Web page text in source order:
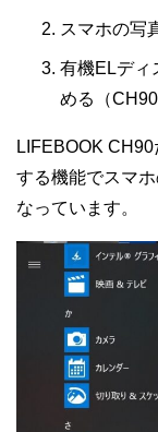
スマホの写
有機ELディ
める（CH90
LIFEBOOK
する機能でスマ
なっています。